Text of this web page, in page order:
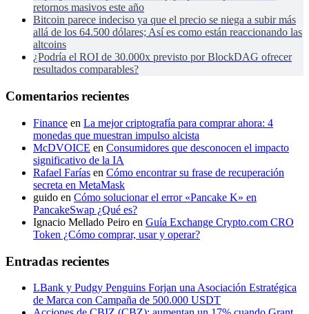
retornos masivos este año
Bitcoin parece indeciso ya que el precio se niega a subir más
allá de los 64.500 dólares; Así es como están reaccionando las
altcoins
¿Podría el ROI de 30.000x previsto por BlockDAG ofrecer
resultados comparables?
Comentarios recientes
Finance en La mejor criptografía para comprar ahora: 4
monedas que muestran impulso alcista
McDVOICE en Consumidores que desconocen el impacto
significativo de la IA
Rafael Farías en Cómo encontrar su frase de recuperación
secreta en MetaMask
guido en Cómo solucionar el error «Pancake K» en
PancakeSwap ¿Qué es?
Ignacio Mellado Peiro en Guía Exchange Crypto.com CRO
Token ¿Cómo comprar, usar y operar?
Entradas recientes
LBank y Pudgy Penguins Forjan una Asociación Estratégica
de Marca con Campaña de 500.000 USDT